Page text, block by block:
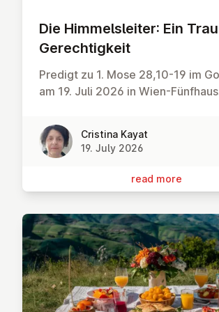
Die Him­melsleit­er: Ein
Gerechtigkeit
Predigt zu 1. Mose 28,10-19 im
am 19. Juli 2026 in Wien-
Cristina Kayat
19. July 2026
read more